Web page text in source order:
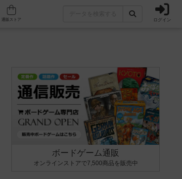
人気ボードゲーム ログイン
ボードゲーム通販
オンラインストアで7,500商品を販売中